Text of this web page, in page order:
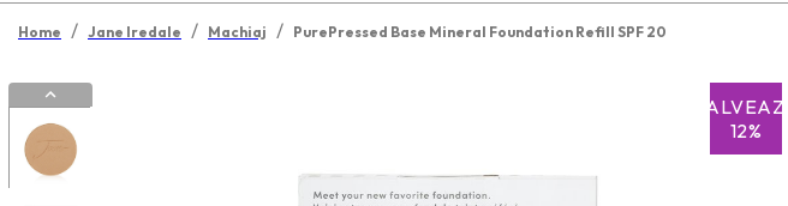
Home / Jane Iredale / Machiaj / PurePressed Base Mineral Foundation Refill SPF 20
SALVEAZĂ
12%